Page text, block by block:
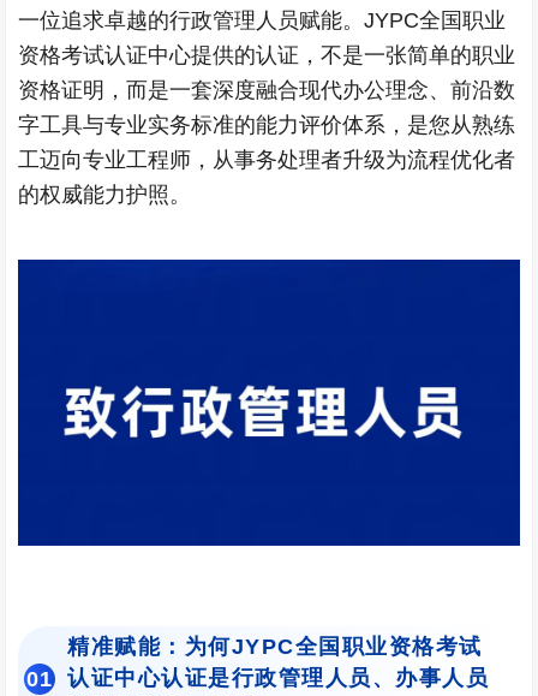
一位追求卓越的行政管理人员赋能。JYPC全国职业
资格考试认证中心提供的认证，不是一张简单的职业
资格证明，而是一套深度融合现代办公理念、前沿数
字工具与专业实务标准的能力评价体系，是您从熟练
工迈向专业工程师，从事务处理者升级为流程优化者
的权威能力护照。
01
精准赋能：为何JYPC全国职业资格考试
认证中心认证是行政管理人员、办事人员